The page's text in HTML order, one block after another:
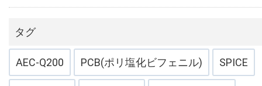
タグ
AEC-Q200 PCB(ポリ塩化ビフェニル) SPICE